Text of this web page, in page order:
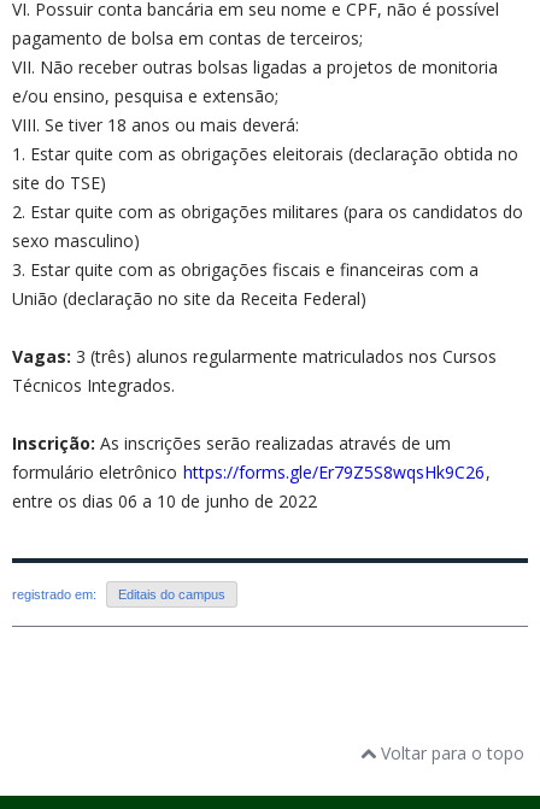
VI. Possuir conta bancária em seu nome e CPF, não é possível
pagamento de bolsa em contas de terceiros;
VII. Não receber outras bolsas ligadas a projetos de monitoria
e/ou ensino, pesquisa e extensão;
VIII. Se tiver 18 anos ou mais deverá:
1. Estar quite com as obrigações eleitorais (declaração obtida no
site do TSE)
2. Estar quite com as obrigações militares (para os candidatos do
sexo masculino)
3. Estar quite com as obrigações fiscais e financeiras com a
União (declaração no site da Receita Federal)
Vagas: 3 (três) alunos regularmente matriculados nos Cursos
Técnicos Integrados.
Inscrição: As inscrições serão realizadas através de um
formulário eletrônico https://forms.gle/Er79Z5S8wqsHk9C26,
entre os dias 06 a 10 de junho de 2022
registrado em: Editais do campus
Voltar para o topo